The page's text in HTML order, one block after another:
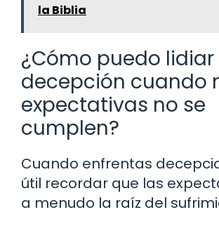
la Biblia
¿Cómo puedo
decepción cuando
expectativas no se
cumplen?
Cuando enfrentas
útil recordar que las
a menudo la raíz del